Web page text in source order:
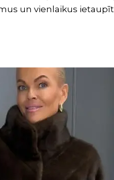
un vienlaikus